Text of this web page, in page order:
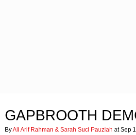
GAPBROOTH
ByAli Arif Rahman & Sarah Suci Pauziah at Sep